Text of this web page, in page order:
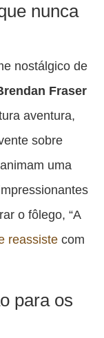
nunca
nostálgico de
Fraser
aventura,
sobre
uma
o fôlego, “A
reassiste com
para os